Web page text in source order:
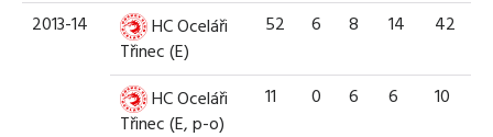
2013-14
HC Oceláři
Třinec (E)
52 6 8 14 42
HC Oceláři
Třinec (E, p-o)
11 0 6 6 10